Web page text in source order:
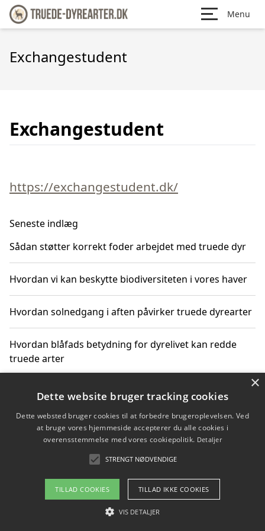
Menu
Exchangestudent
Exchangestudent
https://exchangestudent.dk/
Seneste indlæg
Sådan støtter korrekt foder arbejdet med truede dyr
Hvordan vi kan beskytte biodiversiteten i vores haver
Hvordan solnedgang i aften påvirker truede dyrearter
Hvordan blåfads betydning for dyrelivet kan redde
truede arter
Hvordan kan gaver til unge voksne støtte bevarelsen
Copyright 2026 - Pilanto Aps
Om / kontakt
Blog Betingelser
×
Dette website bruger tracking cookies
Dette websted bruger cookies til at forbedre brugeroplevelsen. Ved
at bruge vores hjemmeside accepterer du alle cookies i
overensstemmelse med vores cookiepolitik. Detaljer
STRENGT NØDVENDIGE
TILLAD COOKIES TILLAD IKKE COOKIES
VIS DETALJER